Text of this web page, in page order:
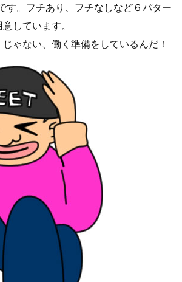
す。フチあり、フチなしなど６パター
しています。
ゃない、働く準備をしているんだ！